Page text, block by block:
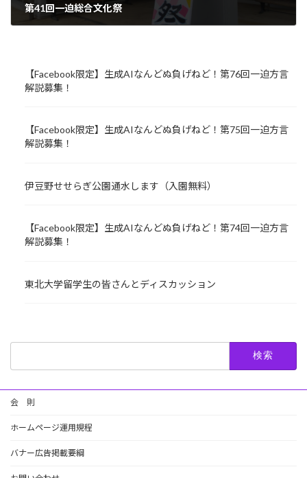
第41回一迫総合文化祭
【Facebook限定】生成AIなんどぬ負げねど！第76回一迫方言
解説募集！
【Facebook限定】生成AIなんどぬ負げねど！第75回一迫方言
解説募集！
伊豆野せせらぎ公園通水します（入園無料）
【Facebook限定】生成AIなんどぬ負げねど！第74回一迫方言
解説募集！
東北大学留学生の皆さんとディスカッション
会 則
ホームページ運用規程
バナー広告掲載要綱